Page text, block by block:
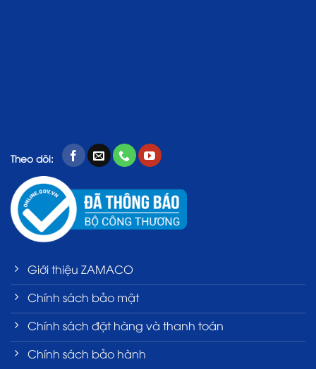
Theo dõi:
Giới thiệu ZAMACO
Chính sách bảo mật
Chính sách đặt hàng và thanh toán
Chính sách bảo hành